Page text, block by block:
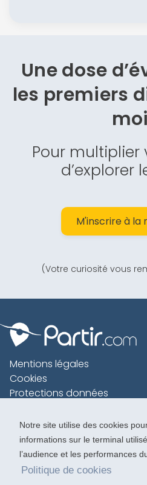
Notre site utilise des cookies
informations sur le terminal
l’audience et les performances
Politique de cookies
Une dose
les premiers
Pour multiplier
d’explorer
M'inscrire à la
(Votre curiosité vous
Mentions légales
Cookies
Protections données
Charte voyageur
Copyright 1996-2026